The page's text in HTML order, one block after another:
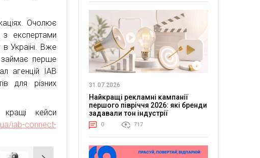
Очолює
експертами
Україні. Вже
займає перше
агенцій IAB
для різних
кейси
iab-connect-
31.07.2026
Найкращі рекламні кампанії
першого півріччя 2026: які бренди
задавали тон індустрії
0 717